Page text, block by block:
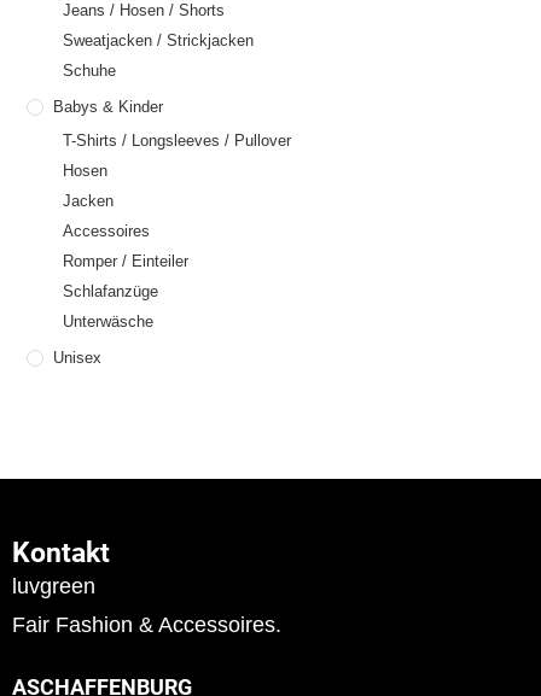
Jeans / Hosen / Shorts
Sweatjacken / Strickjacken
Schuhe
Babys & Kinder
T-Shirts / Longsleeves / Pullover
Hosen
Jacken
Accessoires
Romper / Einteiler
Schlafanzüge
Unterwäsche
Unisex
Kontakt
luvgreen
Fair Fashion & Accessoires.
ASCHAFFENBURG